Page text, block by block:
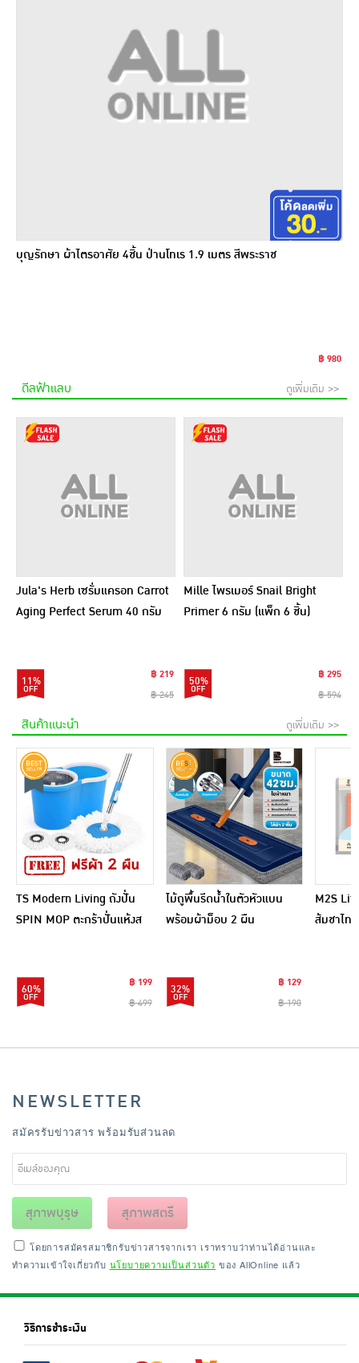
บุญรักษา ผ้าไตรอาศัย 4ชิ้น ป่านโทเร 1.9 เมตร สีพระราช
฿ 980
ดีลฟ้าแลบ ดูเพิ่มเติม >>
Jula's Herb เซรั่มแครอท Carrot
Aging Perfect Serum 40 กรัม
11%
฿ 219
฿ 245
Mille ไพรเมอร์ Snail Bright
Primer 6 กรัม (แพ็ก 6 ชิ้น)
50%
฿ 295
฿ 594
สินค้าแนะนำ ดูเพิ่มเติม >>
TS Modern Living ถังปั่น
SPIN MOP ตะกร้าปั่นแห้งส
60%
฿ 199
฿ 499
ไม้ถูพื้นรีดน้ำในตัวหัวแบน
พร้อมผ้าม็อบ 2 ผืน
32%
฿ 129
฿ 190
M2S
ส้มชาไท
NEWSLETTER
สมัครรับข่าวสาร พร้อมรับส่วนลด
สุภาพบุรุษ สุภาพสตรี
โดยการสมัครสมาชิกรับข่าวสารจากเรา เราทราบว่าท่านได้อ่านและ
ทำความเข้าใจเกี่ยวกับ นโยบายความเป็นส่วนตัว ของ AllOnline แล้ว
วิธีการชำระเงิน